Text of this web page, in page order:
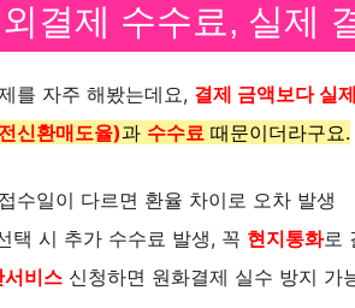
결제 수수료, 실제
를 자주 해봤는데요, 결제 금액보다 실
신환매도율)과 수수료 때문이더라구요.
수일이 다르면 환율 차이로 오차 발생
택 시 추가 수수료 발생, 꼭 현지통화로
비스 신청하면 원화결제 실수 방지 가